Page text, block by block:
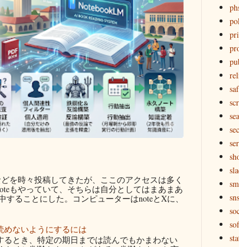
を時々投稿してきたが、ここのアクセスは多く
もやっていて、そちらは自分としてはまあまあ
ることにした。コンピューターはnoteとXに、
めないようにするには
るとき、特定の期日までは読んでもかまわない
sns